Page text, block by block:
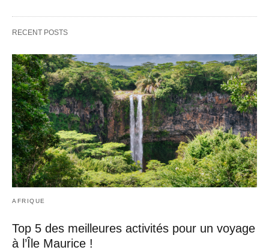
RECENT POSTS
AFRIQUE
Top 5 des meilleures activités pour un voyage
à l’Île Maurice !